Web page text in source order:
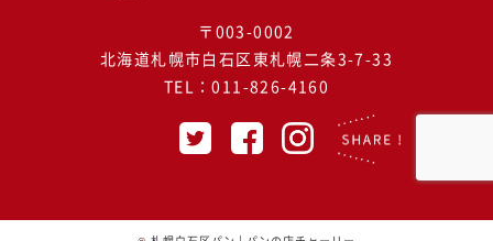
〒003-0002
北海道札幌市白石区東札幌二条3-7-33
TEL：011-826-4160